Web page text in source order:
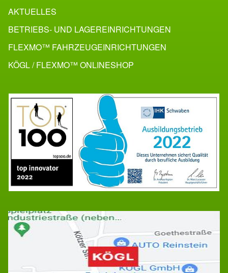
AKTUELLES
BETRIEBS- UND LAGEREINRICHTUNGEN
FLEXMO™ FAHRZEUG­EINRICHTUNGEN
KÖGL / FLEXMO™ ONLINESHOP